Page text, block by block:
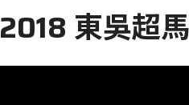
2018 東吳超